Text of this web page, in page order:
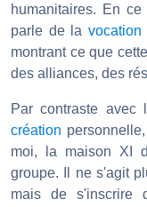
humanitaires. En
parle de la vocation
montrant ce que
des alliances, des
Par contraste
création
moi, la maison XI
groupe. Il ne s'agit
mais de s'inscrire